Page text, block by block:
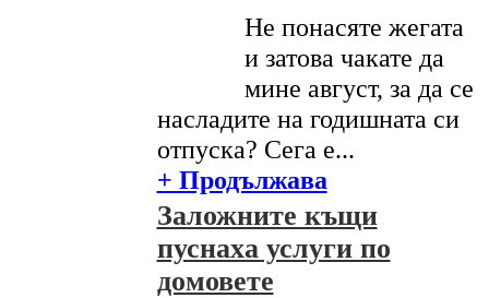
Не понасяте жегата
и затова чакате да
мине август, за да се
насладите на годишната си
отпуска? Сега е...
+ Продължава
Заложните къщи
пуснаха услуги по
домовете